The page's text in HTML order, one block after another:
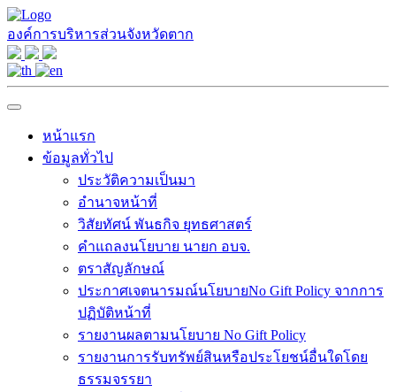
องค์การบริหารส่วนจังหวัดตาก
หน้าแรก
ข้อมูลทั่วไป
ประวัติความเป็นมา
อำนาจหน้าที่
วิสัยทัศน์ พันธกิจ ยุทธศาสตร์
คำแถลงนโยบาย นายก อบจ.
ตราสัญลักษณ์
ประกาศเจตนารมณ์นโยบายNo Gift Policy จากการ
ปฏิบัติหน้าที่
รายงานผลตามนโยบาย No Gift Policy
รายงานการรับทรัพย์สินหรือประโยชน์อื่นใดโดย
ธรรมจรรยา